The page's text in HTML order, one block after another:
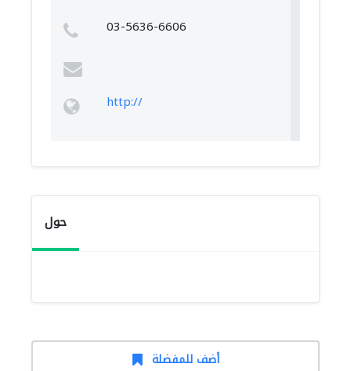
03-5636-6606
http://
حول
أضف للمفضلة